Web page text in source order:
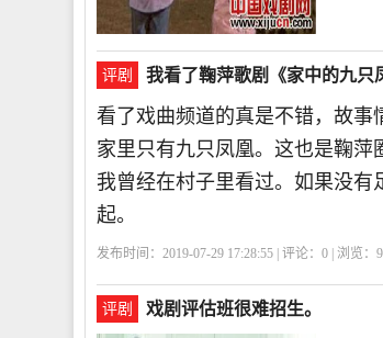
评剧 我看了鞠萍歌剧《家中的九只
看了戏曲频道的真是不错，故事
家里只有九只凤凰。这也是鞠萍
我曾经在村子里看过。如果没有
起。
发布时间：2019-07-29 17:28:55 | 评论： 0 | 浏览：
评剧 戏剧评估班很难招生。